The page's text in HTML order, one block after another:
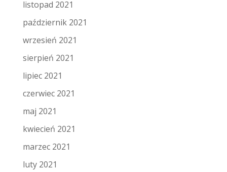
listopad 2021
październik 2021
wrzesień 2021
sierpień 2021
lipiec 2021
czerwiec 2021
maj 2021
kwiecień 2021
marzec 2021
luty 2021